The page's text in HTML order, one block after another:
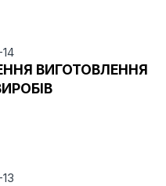
ВИГОТОВЛЕННЯ